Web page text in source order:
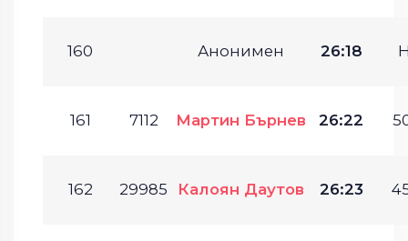
160 Анонимен 26:18
161 7112 Мартин Бърнев 26:22
162 29985 Калоян Даутов 26:23